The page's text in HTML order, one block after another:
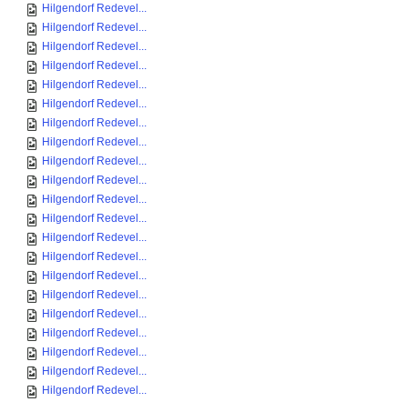
Hilgendorf Redevel...
Hilgendorf Redevel...
Hilgendorf Redevel...
Hilgendorf Redevel...
Hilgendorf Redevel...
Hilgendorf Redevel...
Hilgendorf Redevel...
Hilgendorf Redevel...
Hilgendorf Redevel...
Hilgendorf Redevel...
Hilgendorf Redevel...
Hilgendorf Redevel...
Hilgendorf Redevel...
Hilgendorf Redevel...
Hilgendorf Redevel...
Hilgendorf Redevel...
Hilgendorf Redevel...
Hilgendorf Redevel...
Hilgendorf Redevel...
Hilgendorf Redevel...
Hilgendorf Redevel...